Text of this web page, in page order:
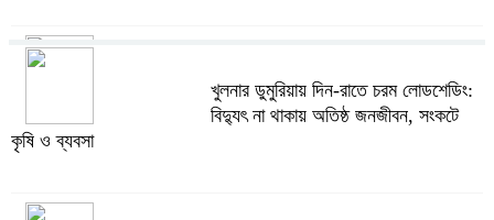
খুলনার ডুমুরিয়ায় দিন-রাতে চরম লোডশেডিং:
বিদ্যুৎ না থাকায় অতিষ্ঠ জনজীবন, সংকটে
কৃষি ও ব্যবসা
খুলনার ডুমুরিয়ায় দিন-রাতে চরম লোডশেডিং:
বিদ্যুৎ না থাকায় অতিষ্ঠ জনজীবন, সংকটে
কৃষি ও ব্যবসা